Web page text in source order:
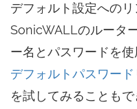
デフォルト設定への
SonicWALLのルータ
ー名とパスワードを使
デフォルトパスワード
を試してみることもで